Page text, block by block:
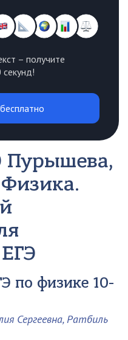
– получите
Пурышева,
по физике 10-
Сергеевна, Ратбиль